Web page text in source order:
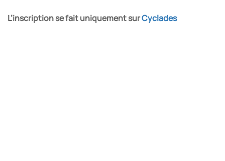
L’inscription se fait uniquement surCyclades